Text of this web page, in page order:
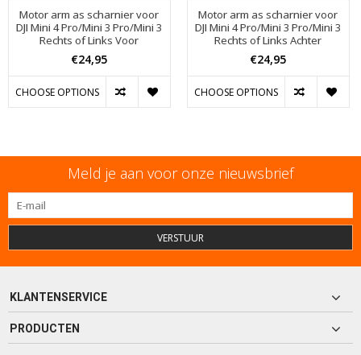
Motor arm as scharnier voor
DJI Mini 4 Pro/Mini 3 Pro/Mini 3
Rechts of Links Voor
€24,95
CHOOSE OPTIONS
Motor arm as scharnier voor
DJI Mini 4 Pro/Mini 3 Pro/Mini 3
Rechts of Links Achter
€24,95
CHOOSE OPTIONS
Meld je aan voor onze nieuwsbrief
VERSTUUR
KLANTENSERVICE
PRODUCTEN